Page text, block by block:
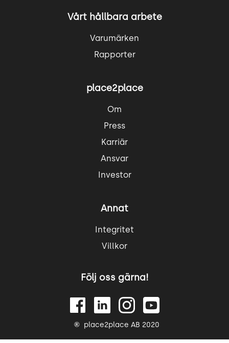
Vårt hållbara arbete
Varumärken
Rapporter
place2place
Om
Press
Karriär
Ansvar
Investor
Annat
Integritet
Villkor
Följ oss gärna!
place2place AB 2020